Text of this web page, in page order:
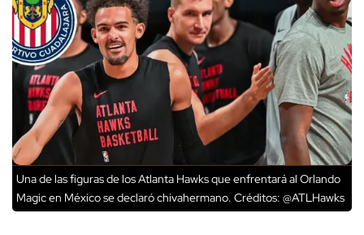
Una de las figuras de los Atlanta Hawks que enfrentará al Orlando
Magic en México se declaró chivahermano. Créditos: @ATLHawks